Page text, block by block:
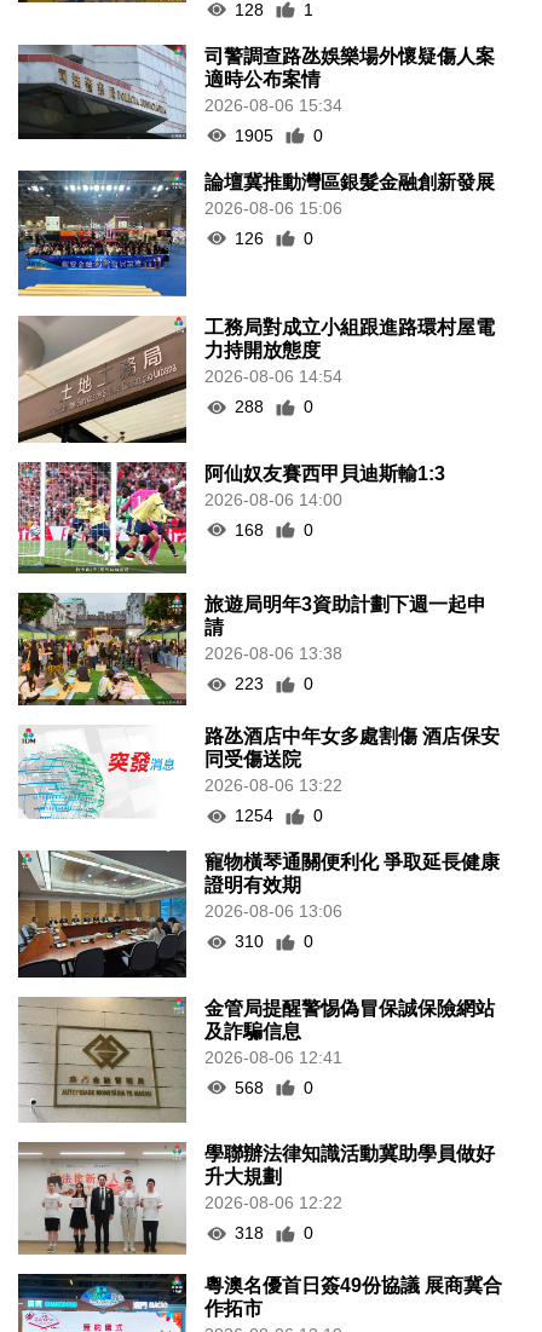
128
1
司警調查路氹娛樂場外懷疑傷人案
適時公布案情
2026-08-06 15:34
1905
0
論壇冀推動灣區銀髮金融創新發展
2026-08-06 15:06
126
0
工務局對成立小組跟進路環村屋電
力持開放態度
2026-08-06 14:54
288
0
阿仙奴友賽西甲貝迪斯輸1:3
2026-08-06 14:00
168
0
旅遊局明年3資助計劃下週一起申
請
2026-08-06 13:38
223
0
路氹酒店中年女多處割傷 酒店保安
同受傷送院
2026-08-06 13:22
1254
0
寵物橫琴通關便利化 爭取延長健康
證明有效期
2026-08-06 13:06
310
0
金管局提醒警惕偽冒保誠保險網站
及詐騙信息
2026-08-06 12:41
568
0
學聯辦法律知識活動冀助學員做好
升大規劃
2026-08-06 12:22
318
0
粵澳名優首日簽49份協議 展商冀合
作拓市